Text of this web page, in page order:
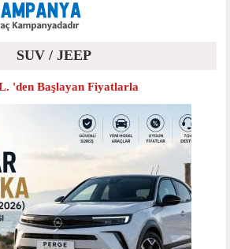
SUV / JEEP
'den Başlayan Fiyatlarla